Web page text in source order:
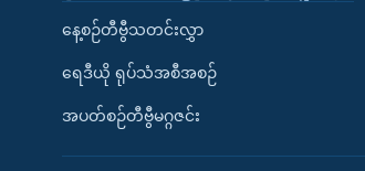
နေ့စဉ်တီဗွီသတင်းလွှာ
ရေဒီယို ရုပ်သံအစီအစဉ်
အပတ်စဉ်တီဗွီမဂ္ဂဇင်း